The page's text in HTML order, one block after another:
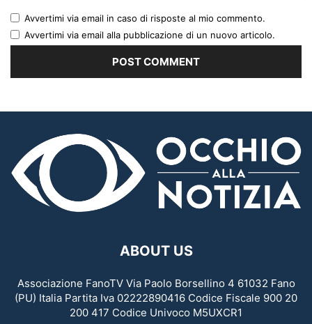
Avvertimi via email in caso di risposte al mio commento.
Avvertimi via email alla pubblicazione di un nuovo articolo.
ABOUT US
Associazione FanoTV Via Paolo Borsellino 4 61032 Fano
(PU) Italia Partita Iva 02222890416 Codice Fiscale 900 20
200 417 Codice Univoco M5UXCR1